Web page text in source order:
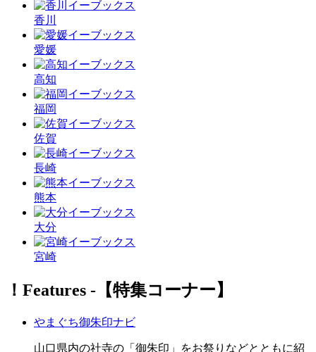
香川
愛媛
高知
福岡
佐賀
長崎
熊本
大分
宮崎
！Features ‐【特集コーナー】
やまぐち御朱印ナビ
山口県内の社寺の「御朱印」をお祭りなどとともに紹